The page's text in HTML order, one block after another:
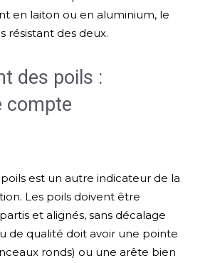
en laiton ou en aluminium, le
résistant des deux.
des poils :
compte
est un autre indicateur de la
Les poils doivent être
et alignés, sans décalage
de qualité doit avoir une pointe
ronds) ou une arête bien